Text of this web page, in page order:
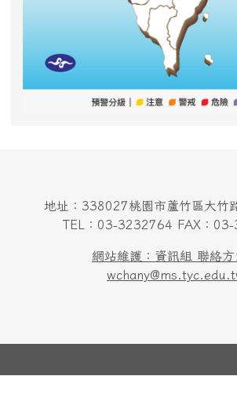
地址：338027桃園市蘆竹區大竹
TEL：03-3232764 FAX：
網站維護：資訊組 聯絡方